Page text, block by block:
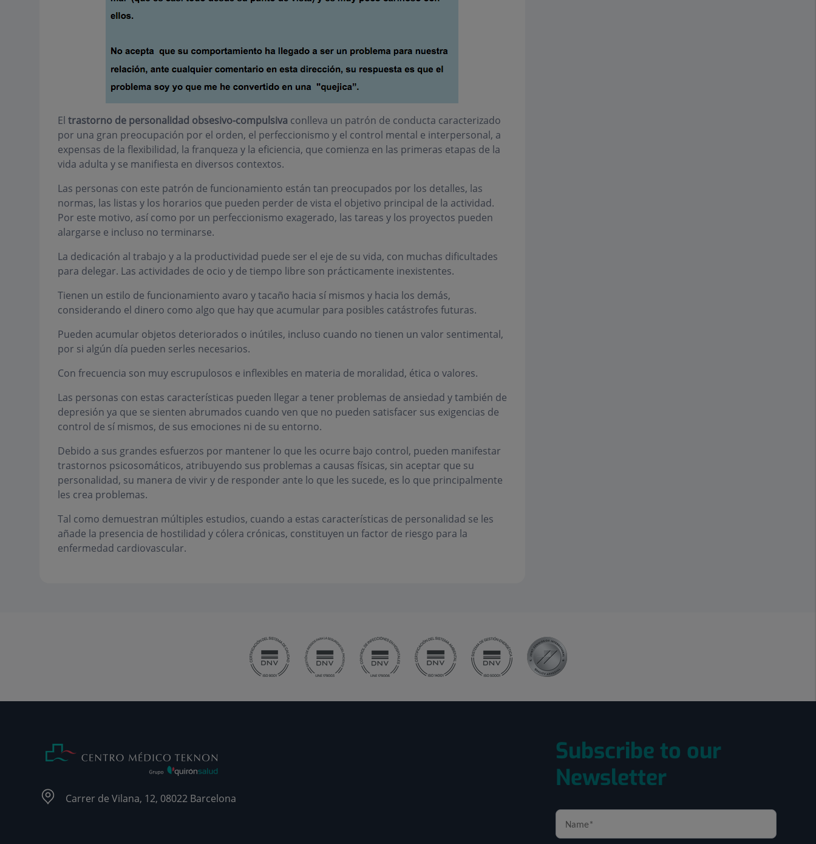
El trastorno de personalidad obsesivo-compulsiva conlleva un patrón de conducta caracterizado
por una gran preocupación por el orden, el perfeccionismo y el control mental e interpersonal, a
expensas de la flexibilidad, la franqueza y la eficiencia, que comienza en las primeras etapas de la
vida adulta y se manifiesta en diversos contextos.
Las personas con este patrón de funcionamiento están tan preocupados por los detalles, las
normas, las listas y los horarios que pueden perder de vista el objetivo principal de la actividad.
Por este motivo, así como por un perfeccionismo exagerado, las tareas y los proyectos pueden
alargarse e incluso no terminarse.
La dedicación al trabajo y a la productividad puede ser el eje de su vida, con muchas dificultades
para delegar. Las actividades de ocio y de tiempo libre son prácticamente inexistentes.
Tienen un estilo de funcionamiento avaro y tacaño hacia sí mismos y hacia los demás,
considerando el dinero como algo que hay que acumular para posibles catástrofes futuras.
Pueden acumular objetos deteriorados o inútiles, incluso cuando no tienen un valor sentimental,
por si algún día pueden serles necesarios.
Con frecuencia son muy escrupulosos e inflexibles en materia de moralidad, ética o valores.
Las personas con estas características pueden llegar a tener problemas de ansiedad y también de
depresión ya que se sienten abrumados cuando ven que no pueden satisfacer sus exigencias de
control de sí mismos, de sus emociones ni de su entorno.
Debido a sus grandes esfuerzos por mantener lo que les ocurre bajo control, pueden manifestar
trastornos psicosomáticos, atribuyendo sus problemas a causas físicas, sin aceptar que su
personalidad, su manera de vivir y de responder ante lo que les sucede, es lo que principalmente
les crea problemas.
Tal como demuestran múltiples estudios, cuando a estas características de personalidad se les
añade la presencia de hostilidad y cólera crónicas, constituyen un factor de riesgo para la
enfermedad cardiovascular.
Carrer de Vilana, 12, 08022 Barcelona
Subscribe to our
Newsletter